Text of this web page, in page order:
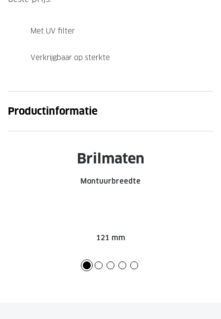
Met UV filter
Verkrijgbaar op sterkte
Productinformatie
Brilmaten
Montuurbreedte
121 mm